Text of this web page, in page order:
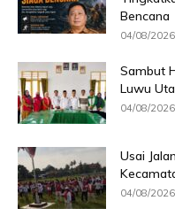
Bencana
04/08/2026
Sambut
Luwu
04/08/2026
Usai
04/08/2026